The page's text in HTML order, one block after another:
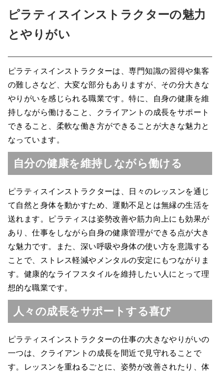
ピラティスインストラクターの魅力
とやりがい
ピラティスインストラクターは、専門知識の習得や集客
の難しさなど、大変な部分もありますが、その分大きな
やりがいを感じられる職業です。特に、自身の健康を維
持しながら働けること、クライアントの成長をサポート
できること、柔軟な働き方ができることが大きな魅力と
なっています。
自分の健康を維持しながら働ける
ピラティスインストラクターは、日々のレッスンを通じ
て自然と身体を動かすため、運動不足とは無縁の生活を
送れます。ピラティスは姿勢改善や筋力向上にも効果が
あり、仕事をしながら自身の健康管理ができる点が大き
な魅力です。また、深い呼吸や身体の使い方を意識する
ことで、ストレス軽減やメンタルの安定にもつながりま
す。健康的なライフスタイルを維持したい人にとって理
想的な職業です。
人々の成長をサポートする喜び
ピラティスインストラクターの仕事の大きなやりがいの
一つは、クライアントの成長を間近で見守れることで
す。レッスンを重ねるごとに、姿勢が改善されたり、体